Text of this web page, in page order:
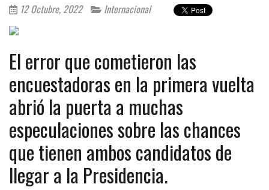
12 Octubre, 2022 Internacional
El error que cometieron las
encuestadoras en la primera vuelta
abrió la puerta a muchas
especulaciones sobre las chances
que tienen ambos candidatos de
llegar a la Presidencia.